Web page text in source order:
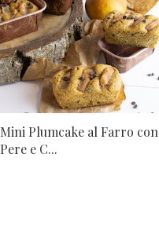
Mini Plumcake al Farro con
Pere e C...